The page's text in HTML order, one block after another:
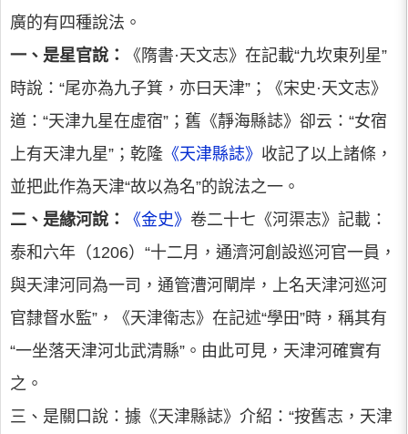
廣的有四種說法。
一、是星官說：
《隋書·天文志》在記載“九坎東列星”
時說：“尾亦為九子箕，亦曰天津”；《宋史·天文志》
道：“天津九星在虛宿”；舊《靜海縣誌》卻云：“女宿
上有天津九星”；乾隆 《天津縣誌》 收記了以上諸條，
並把此作為天津“故以為名”的說法之一。
二、是緣河說：
《金史》 卷二十七《河渠志》記載：
泰和六年（1206）“十二月，通濟河創設巡河官一員，
與天津河同為一司，通管漕河閘岸，上名天津河巡河
官隸督水監”，《天津衛志》在記述“學田”時，稱其有
“一坐落天津河北武清縣”。由此可見，天津河確實有
之。
三、是關口說：據《天津縣誌》介紹：“按舊志，天津